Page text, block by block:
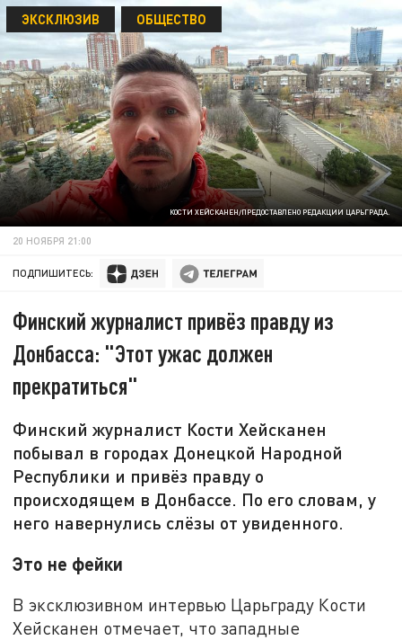
КОСТИ ХЕЙСКАНЕН/ПРЕДОСТАВЛЕНО РЕДАКЦИИ ЦАРЬГРАДА.
ЭКСКЛЮЗИВ ОБЩЕСТВО
20 НОЯБРЯ 21:00
ПОДПИШИТЕСЬ:
Финский журналист привёз правду из
Донбасса: "Этот ужас должен
прекратиться"
Финский журналист Кости Хейсканен
побывал в городах Донецкой Народной
Республики и привёз правду о
происходящем в Донбассе. По его словам, у
него навернулись слёзы от увиденного.
Это не фейки
В эксклюзивном интервью Царьграду Кости
Хейсканен отмечает, что западные